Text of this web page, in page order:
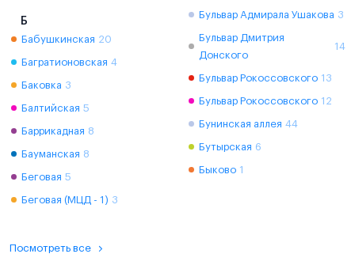
Б
Бабушкинская 20
Багратионовская 4
Баковка 3
Балтийская 5
Баррикадная 8
Бауманская 8
Беговая 5
Беговая (МЦД - 1) 3
Бульвар Адмирала Ушакова 3
Бульвар Дмитрия
Донского
14
Бульвар Рокоссовского 13
Бульвар Рокоссовского 12
Бунинская аллея 44
Бутырская 6
Быково 1
Посмотреть все